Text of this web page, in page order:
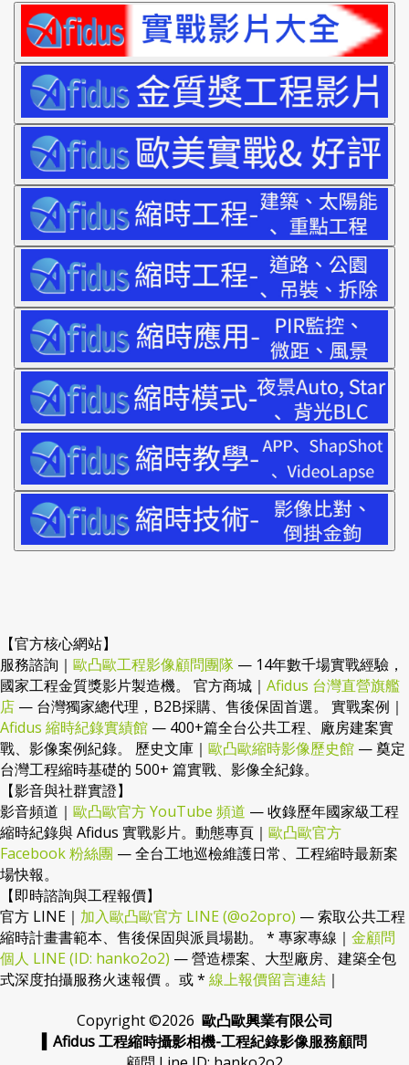
【官方核心網站】
服務諮詢｜ 歐凸歐工程影像顧問團隊 — 14年數千場實戰經驗，
國家工程金質獎影片製造機。 官方商城｜ Afidus 台灣直營旗艦
店 — 台灣獨家總代理，B2B採購、售後保固首選。 實戰案例｜
Afidus 縮時紀錄實績館 — 400+篇全台公共工程、廠房建案實
戰、影像案例紀錄。 歷史文庫｜ 歐凸歐縮時影像歷史館 — 奠定
台灣工程縮時基礎的 500+ 篇實戰、影像全紀錄。
【影音與社群實證】
影音頻道｜ 歐凸歐官方 YouTube 頻道 — 收錄歷年國家級工程
縮時紀錄與 Afidus 實戰影片。動態專頁｜ 歐凸歐官方
Facebook 粉絲團 — 全台工地巡檢維護日常、工程縮時最新案
場快報。
【即時諮詢與工程報價】
官方 LINE｜ 加入歐凸歐官方 LINE (@o2opro) — 索取公共工程
縮時計畫書範本、售後保固與派員場勘。 * 專家專線｜ 金顧問
個人 LINE (ID: hanko2o2) — 營造標案、大型廠房、建築全包
式深度拍攝服務火速報價 。或 * 線上報價留言連結 ｜
Copyright ©2026 歐凸歐興業有限公司
▍Afidus 工程縮時攝影相機-工程紀錄影像服務顧問